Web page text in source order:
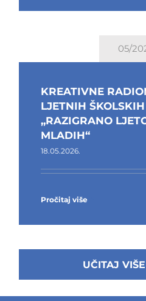
05/
KREATIVNE
LJETNIH
„RAZIGRANO
MLADIH“
18.05.2026.
Pročitaj više
UČITAJ